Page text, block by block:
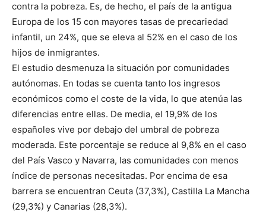
contra la pobreza. Es, de hecho, el país de la antigua
Europa de los 15 con mayores tasas de precariedad
infantil, un 24%, que se eleva al 52% en el caso de los
hijos de inmigrantes.
El estudio desmenuza la situación por comunidades
autónomas. En todas se cuenta tanto los ingresos
económicos como el coste de la vida, lo que atenúa las
diferencias entre ellas. De media, el 19,9% de los
españoles vive por debajo del umbral de pobreza
moderada. Este porcentaje se reduce al 9,8% en el caso
del País Vasco y Navarra, las comunidades con menos
índice de personas necesitadas. Por encima de esa
barrera se encuentran Ceuta (37,3%), Castilla La Mancha
(29,3%) y Canarias (28,3%).